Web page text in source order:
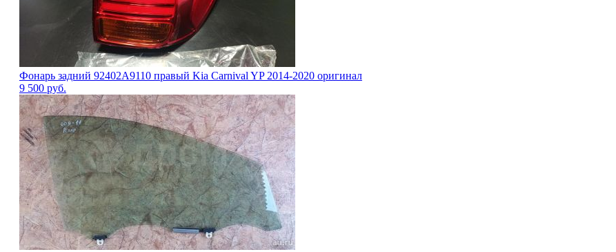
Фонарь задний 92402A9110 правый Kia Carnival YP 2014-2020 оригинал
9 500 руб.